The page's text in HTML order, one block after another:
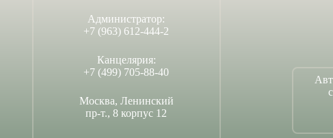
Администратор:
+7 (963) 612-444-2
Канцелярия:
+7 (499) 705-88-40
Москва, Ленинский
пр-т., 8 корпус 12